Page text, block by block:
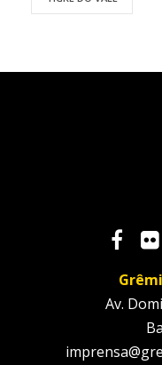
Av.